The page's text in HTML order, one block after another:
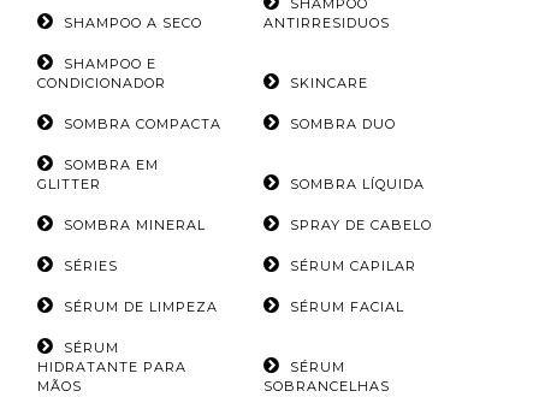
SHAMPOO A SECO
SHAMPOO
ANTIRRESIDUOS
SHAMPOO E
CONDICIONADOR
SKINCARE
SOMBRA COMPACTA SOMBRA DUO
SOMBRA EM
GLITTER
SOMBRA LÍQUIDA
SOMBRA MINERAL SPRAY DE CABELO
SÉRIES SÉRUM CAPILAR
SÉRUM DE LIMPEZA SÉRUM FACIAL
SÉRUM
HIDRATANTE PARA
MÃOS
SÉRUM
SOBRANCELHAS